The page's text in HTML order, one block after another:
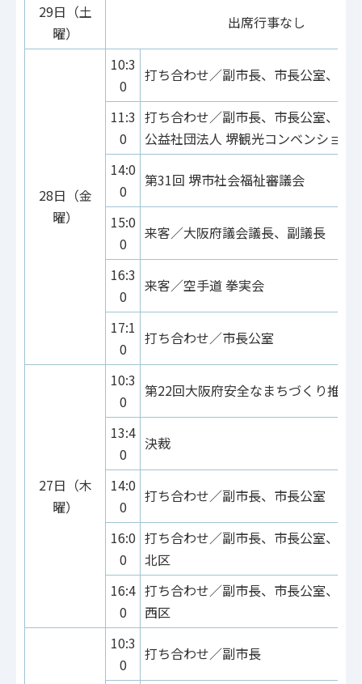
29日（土
曜）
出席行事なし
28日（金
曜）
10:3
0
打ち合わせ／副市長、市長公室、建
11:3
0
打ち合わせ／副市長、市長公室、文
公益社団法人 堺観光コンベンション
14:0
0
第31回 堺市社会福祉審議会
15:0
0
来客／大阪府議会議長、副議長
16:3
0
来客／空手道 拳実会
17:1
0
打ち合わせ／市長公室
27日（木
曜）
10:3
0
第22回大阪府安全なまちづくり推進
13:4
0
決裁
14:0
0
打ち合わせ／副市長、市長公室
16:0
0
打ち合わせ／副市長、市長公室、市
北区
16:4
0
打ち合わせ／副市長、市長公室、市
西区
10:3
0
打ち合わせ／副市長